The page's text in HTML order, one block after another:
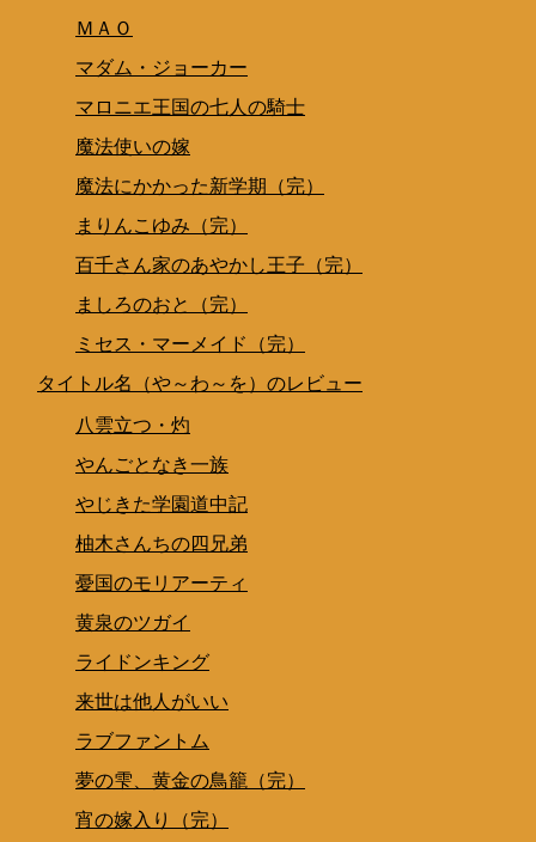
ＭＡＯ
マダム・ジョーカー
マロニエ王国の七人の騎士
魔法使いの嫁
魔法にかかった新学期（完）
まりんこゆみ（完）
百千さん家のあやかし王子（完）
ましろのおと（完）
ミセス・マーメイド（完）
タイトル名（や～わ～を）のレビュー
八雲立つ・灼
やんごとなき一族
やじきた学園道中記
柚木さんちの四兄弟
憂国のモリアーティ
黄泉のツガイ
ライドンキング
来世は他人がいい
ラブファントム
夢の雫、黄金の鳥籠（完）
宵の嫁入り（完）